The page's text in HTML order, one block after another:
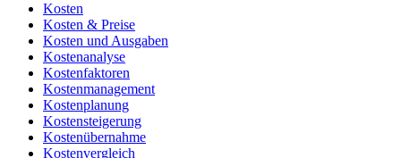
Kosten
Kosten & Preise
Kosten und Ausgaben
Kostenanalyse
Kostenfaktoren
Kostenmanagement
Kostenplanung
Kostensteigerung
Kostenübernahme
Kostenvergleich